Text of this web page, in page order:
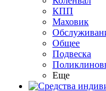
КПП
Маховик
Общее
Подвеска
Еще